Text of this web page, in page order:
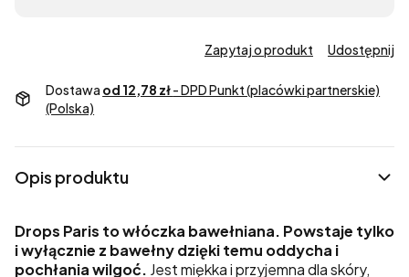
Zapytaj o produkt Udostępnij
Dostawa od 12,78 zł- DPD Punkt (placówki partnerskie)
(Polska)
Opis produktu
Drops Paris to włóczka bawełniana. Powstaje tylko
i wyłącznie z bawełny dzięki temu oddycha i
pochłania wilgoć. Jest miękka i przyjemna dla skóry,